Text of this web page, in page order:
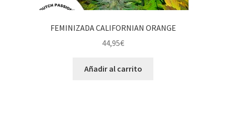
FEMINIZADA CALIFORNIAN ORANGE
44,95€
Añadir al carrito